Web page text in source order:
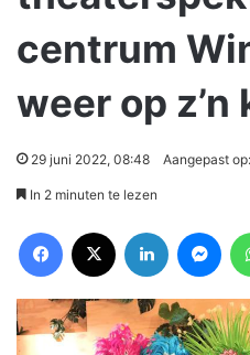
centrum
weer op z’n
29 juni 2022, 08:48 Aangepast
In 2 minuten te lezen